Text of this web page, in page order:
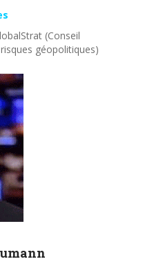
(Conseil
géopolitiques)